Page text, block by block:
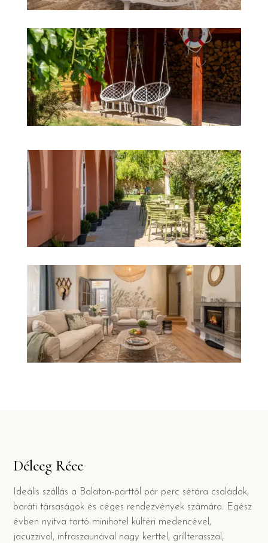
Délceg Réce
Ideális szállás a Balaton-parttól pár perc sétára családok,
baráti társaságok és céges rendezvények számára. Egész
évben nyitva tartó minihotel kültéri medencével,
jacuzzival, infraszaunával nagy kerttel, grillterasszal,